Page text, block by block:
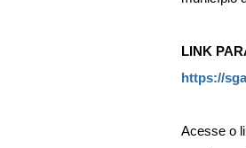
LINK
https://
Acesse o